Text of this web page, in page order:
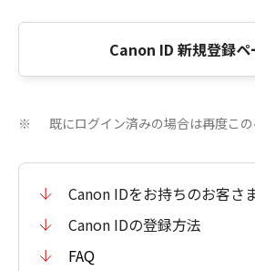
Canon ID 新規登録ペ
※ 既にログイン済みの場合は再度この
Canon IDをお持ちのお客さ
Canon IDの登録方法
FAQ